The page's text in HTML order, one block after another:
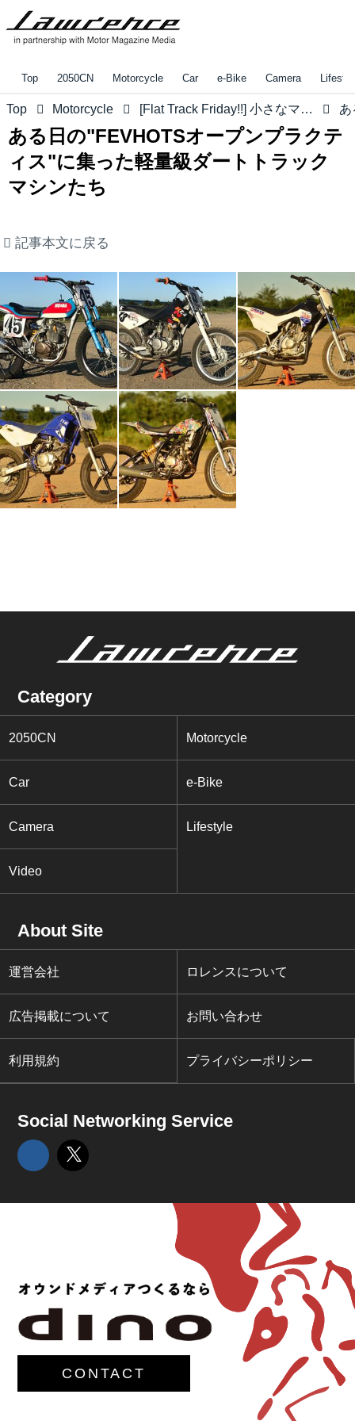
Top 2050CN Motorcycle Car e-Bike Camera
Top Motorcycle [Flat Track Friday!!] 小さなマシンで小さなトラックをぶっ飛ばせ！"タイニー・ダートトラック" は究極のバイク遊びのひとつ？
ある日の"FEVHOTSオープンプラクテ
ィス"に集った軽量級ダートトラック
マシンたち
記事本文に戻る
Category
2050CN Motorcycle
Car e-Bike
Camera Lifestyle
Video
About Site
運営会社 ロレンスについて
広告掲載について お問い合わせ
利用規約 プライバシーポリシー
Social Networking Service
CONTACT